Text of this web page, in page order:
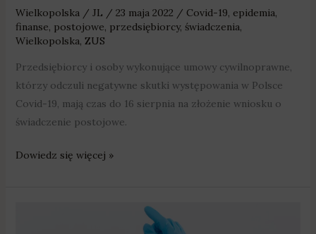
Wielkopolska/ JL / 23 maja 2022 / Covid-19, epidemia,
finanse, postojowe, przedsiębiorcy, świadczenia,
Wielkopolska, ZUS
Przedsiębiorcy i osoby wykonujące umowy cywilnoprawne,
którzy odczuli negatywne skutki występowania w Polsce
Covid-19, mają czas do 16 sierpnia na złożenie wniosku o
świadczenie postojowe.
Dowiedz się więcej »